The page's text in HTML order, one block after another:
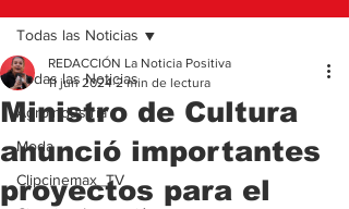
Todas las Noticias
Agroindustria
Moda
Clipcinemax_TV
Todas las Noticias
Ministro de Cultura
anunció importantes
proyectos para el
REDACCIÓN La Noticia Positiva
11 jun 2024 2 min de lectura